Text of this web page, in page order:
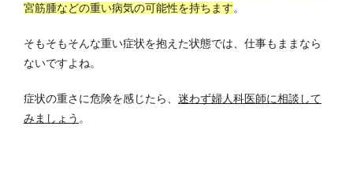
宮筋腫などの重い病気の可能性を持ちます。
そもそもそんな重い症状を抱えた状態では、仕事もままなら
ないですよね。
症状の重さに危険を感じたら、 迷わず婦人科医師に相談して
みましょう 。